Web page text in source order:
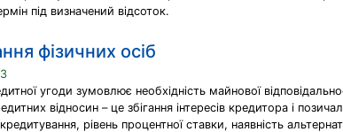
під визначений відсоток.
фізичних осіб
угоди зумовлює необхідність майнової
відносин – це збігання інтересів кредитора і
рівень процентної ставки, наявність